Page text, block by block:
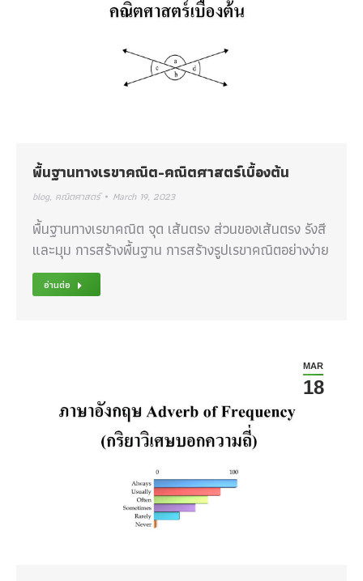
พื้นฐานทางเรขาคณิต-คณิตศาสตร์เบื้องต้น
blog, คณิตศาสตร์ March 19, 2023
พื้นฐานทางเรขาคณิต จุด เส้นตรง ส่วนของเส้นตรง รังสี
และมุม การสร้างพื้นฐาน การสร้างรูปเรขาคณิตอย่างง่าย
อ่านต่อ
MAR
18